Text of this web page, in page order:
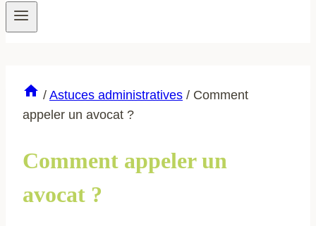
/ Astuces administratives / Comment
appeler un avocat ?
Comment appeler un
avocat ?